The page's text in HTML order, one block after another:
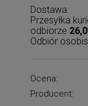
Dostawa:
Przesyłka
odbiorze
Odbiór
Ocena:
Producent: